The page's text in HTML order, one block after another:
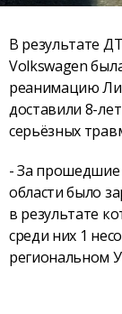
В результате
Volkswagen
реанимацию
доставили 8-
серьёзных
- За прошедшие
области было
в результате
среди них 1
региональном